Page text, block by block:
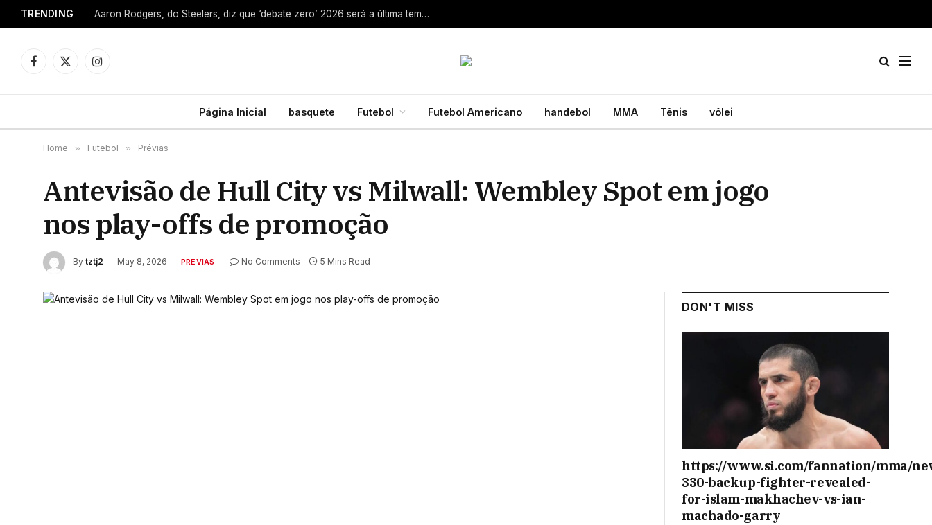
TRENDING Aaron Rodgers, do Steelers, diz que ‘debate zero’ 2026 será a última temporada da NFL 28 de julho de 2026
Facebook
X
Instagram
Página Inicial basquete Futebol Futebol Americano handebol MMA Tênis vôlei
Home » Futebol » Prévias
Antevisão de Hull City vs Milwall: Wembley Spot em jogo
nos play-offs de promoção
By tztj2 May 8, 2026 PRÉVIAS No Comments 5 Mins Read
DON'T MISS
https://www.si.com/fannation/mma/
330-backup-fighter-revealed-
for-islam-makhachev-vs-ian-
machado-garry